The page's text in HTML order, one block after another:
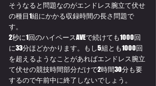
そうなると問題なのがエンドレス腕立て伏せ
の種目1組にかかる収録時間の長さ問題で
す。
2秒に1回のハイペースAVEで続けても1000回
に33分ほどかかります。もし5組とも1000回
を超えるようなことがあればエンドレス腕立
て伏せの競技時間部分だけで2時間30分も要
するので午前中に終了しないでしょう。